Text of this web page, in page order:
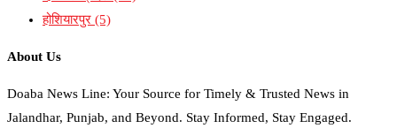
होशियारपुर (5)
About Us
Doaba News Line: Your Source for Timely & Trusted News in
Jalandhar, Punjab, and Beyond. Stay Informed, Stay Engaged.